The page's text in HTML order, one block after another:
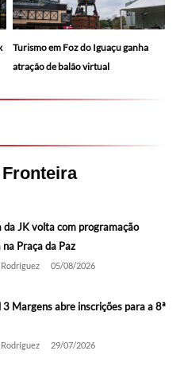
Turismo em Foz do Iguaçu ganha
atração de balão virtual
da JK volta com programação
Praça da Paz
05/08/2026
3 Margens abre inscrições para a 8ª
29/07/2026